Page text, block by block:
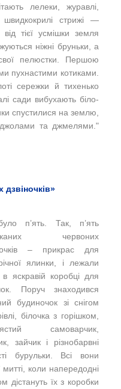
лелеки, журавлі,
швидкокрилі стрижі —
тієї усмішки земля
ніжні бруньки, а
пелюстки. Першою
пухнастими котиками.
сережки й тихенько
сади вибухають біло-
спустилися на землю,
та джмелями."
п’ять. Так, п’ять
червоних
– прикрас для
ялинки, і лежали
яскравій коробці для
Поруч знаходився
будиночок зі снігом
білочка з горішком,
самоварчик,
зайчик і різнобарвні
бурульки. Всі вони
митті, коли напередодні
дістануть їх з коробки